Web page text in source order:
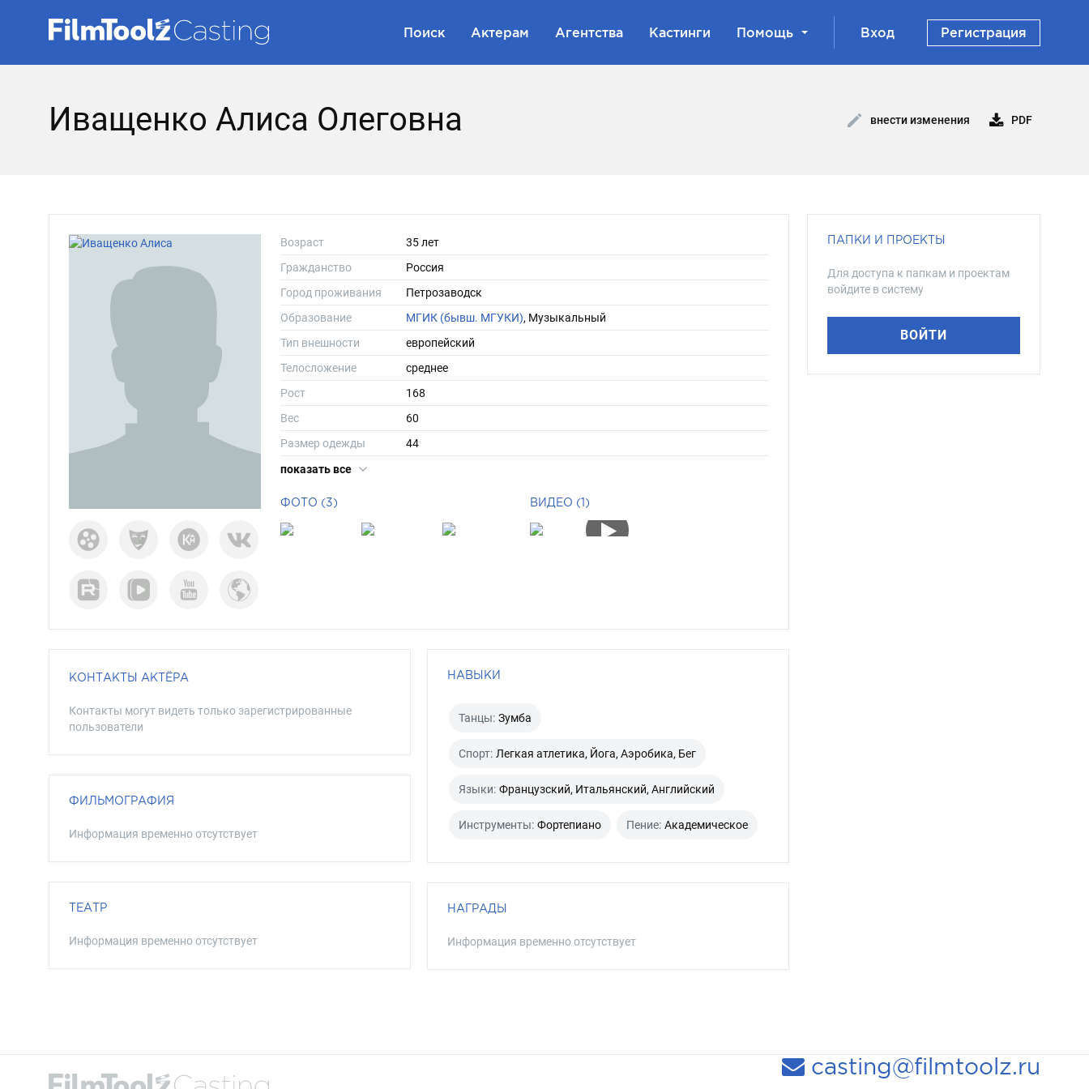
Поиск Актерам Агентства Кастинги Помощь Вход Регистрация
Иващенко Алиса Олеговна внести изменения PDF
Возраст
35 лет
Гражданство
Россия
Город проживания
Петрозаводск
Образование
МГИК (бывш. МГУКИ), Музыкальный
Тип внешности
европейский
Телосложение
среднее
Рост
168
Вес
60
Размер одежды
44
Размер обуви
показать все
ФОТО (3) ВИДЕО (1)
КОНТАКТЫ АКТЁРА
Контакты могут видеть только зарегистрированные
пользователи
ФИЛЬМОГРАФИЯ
Информация временно отсутствует
ТЕАТР
Информация временно отсутствует
НАВЫКИ
Танцы: Зумба
Спорт: Легкая атлетика, Йога, Аэробика, Бег
Языки: Французский, Итальянский, Английский
Инструменты: Фортепиано Пение: Академическое
НАГРАДЫ
Информация временно отсутствует
ПАПКИ И ПРОЕКТЫ
Для доступа к папкам и проектам
войдите в систему
ВОЙТИ
casting@filmtoolz.ru